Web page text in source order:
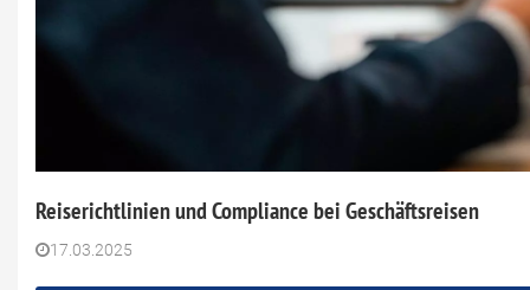
Reiserichtlinien und Compliance bei Geschäftsreisen
17.03.2025